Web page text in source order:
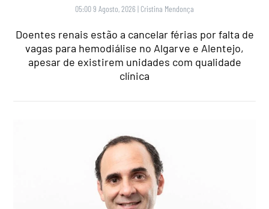
05:00 9 Agosto, 2026 | Cristina Mendonça
Doentes renais estão a cancelar férias por falta de
vagas para hemodiálise no Algarve e Alentejo,
apesar de existirem unidades com qualidade
clínica